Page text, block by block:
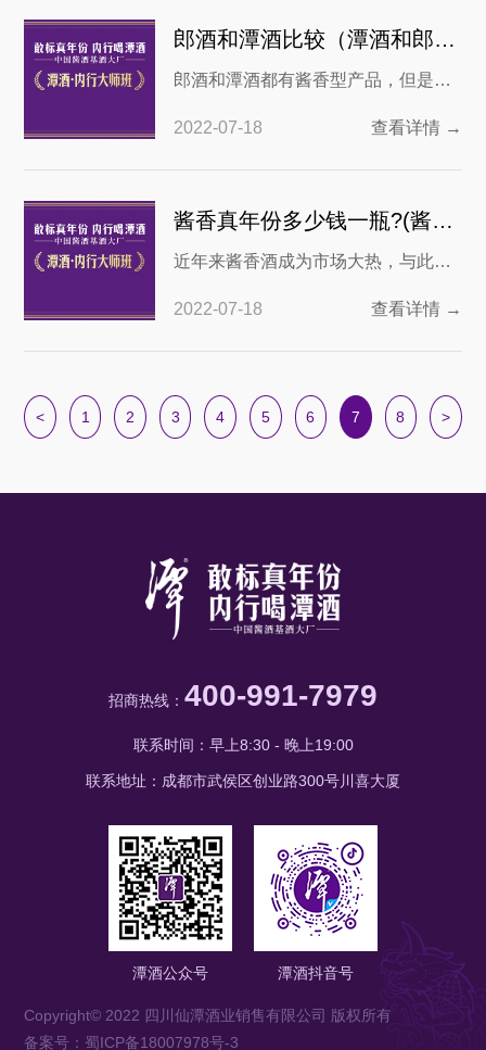
知。那么什么是年份酒呢？根据最新
出台的规定，年份酒最核心的标准，
数为准，并且要在第三方监
郎酒和潭酒比较（潭酒和郎酒哪个更好）
郎酒和潭酒都有酱香型产品，但是不
也会有一定的区别。在行业当中，潭
酒以基酒起家逐渐开始打造自己的品
厂，但是从现在的发展情况来说，也
没有明确的说哪个酒更好，但是要对
2022-07-18 查看详情 →
酱香真年份多少钱一瓶?(酱香正宗多少钱一瓶)
近年来酱香酒成为市场大热，与此同
而将这两个概念结合到一起就是“酱香
真年份”。中国有句俗话“酒是陈的
喻，而正是看到了这其中的商机，很
多酒商开始以次充好，用一些品质低
2022-07-18 查看详情 →
< 1 2 3 4 5 6 7 8 >
招商热线： 400-991-7979
联系时间：早上8:30 - 晚上19:00
联系地址：成都市武侯区创业路300号川喜大厦
潭酒公众号 潭酒抖音号
Copyright© 2022 四川仙潭酒业销售有限公司 版权所有
备案号：蜀ICP备18007978号-3